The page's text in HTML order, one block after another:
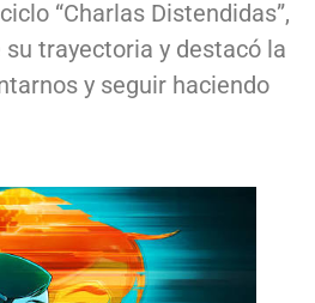
“Charlas Distendidas”,
trayectoria y destacó la
y seguir haciendo